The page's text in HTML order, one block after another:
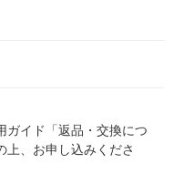
ガイド「返品・交換につ
上、お申し込みくださ